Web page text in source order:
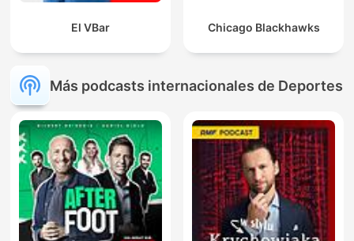
El VBar Chicago Blackhawks
Más podcasts internacionales de Deportes